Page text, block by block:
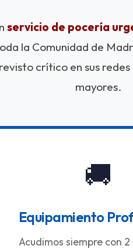
servicio de pocería
la Comunidad de
crítico en sus
mayores.
🚚
Equipamiento
Acudimos siempre con